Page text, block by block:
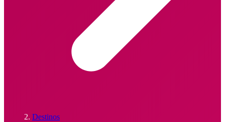
Destinos